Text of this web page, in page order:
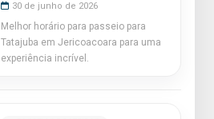
30 de junho de 2026
Melhor horário para passeio para
Tatajuba em Jericoacoara para uma
experiência incrível.